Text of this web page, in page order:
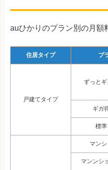
auひかりのプラン別の月額
住居タイプ プ
戸建てタイプ
ずっと
ギガ
標準
マン
マンンシ